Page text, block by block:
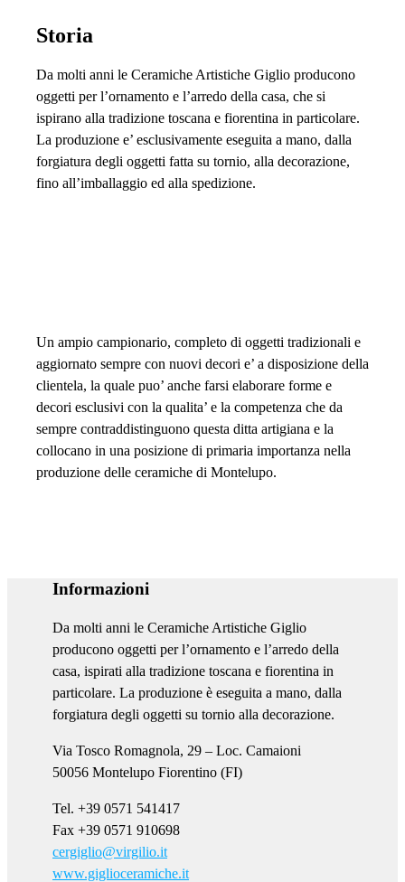
Storia
Da molti anni le Ceramiche Artistiche Giglio producono
oggetti per l’ornamento e l’arredo della casa, che si
ispirano alla tradizione toscana e fiorentina in particolare.
La produzione e’ esclusivamente eseguita a mano, dalla
forgiatura degli oggetti fatta su tornio, alla decorazione,
fino all’imballaggio ed alla spedizione.
Un ampio campionario, completo di oggetti tradizionali e
aggiornato sempre con nuovi decori e’ a disposizione della
clientela, la quale puo’ anche farsi elaborare forme e
decori esclusivi con la qualita’ e la competenza che da
sempre contraddistinguono questa ditta artigiana e la
collocano in una posizione di primaria importanza nella
produzione delle ceramiche di Montelupo.
Informazioni
Da molti anni le Ceramiche Artistiche Giglio
producono oggetti per l’ornamento e l’arredo della
casa, ispirati alla tradizione toscana e fiorentina in
particolare. La produzione è eseguita a mano, dalla
forgiatura degli oggetti su tornio alla decorazione.
Via Tosco Romagnola, 29 – Loc. Camaioni
50056 Montelupo Fiorentino (FI)
Tel. +39 0571 541417
Fax +39 0571 910698
cergiglio@virgilio.it
www.giglioceramiche.it